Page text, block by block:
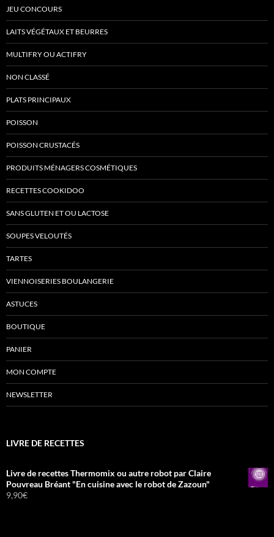
JEU CONCOURS
LAITS VÉGÉTAUX ET BEURRES
MULTIFRY OU ACTIFRY
NON CLASSÉ
PLATS PRINCIPAUX
POISSON
POISSON CRUSTACÉS
PRODUITS MÉNAGERS COSMÉTIQUES
RECETTES COOKIDOO
SANS GLUTEN ET OU LACTOSE
SOUPES VELOUTÉS
TARTES
VIENNOISERIES BOULANGERIE
ASTUCES
BOUTIQUE
PANIER
MON COMPTE
NEWSLETTER
LIVRE DE RECETTES
Livre de recettes Thermomix ou autre robot par Claire
Pouvreau Bréant "En cuisine avec le robot de Zazoun"
9,90€